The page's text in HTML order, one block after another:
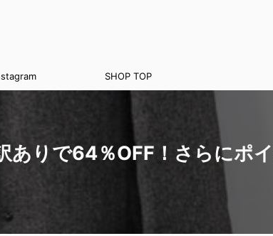
SHOP TOP
ありで64％OFF！さらにポ